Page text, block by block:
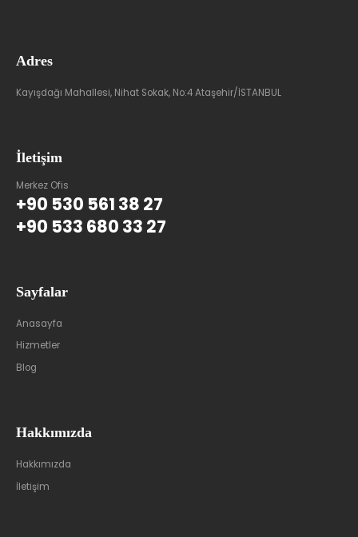
Adres
Kayışdağı Mahallesi, Nihat Sokak, No:4 Ataşehir/İSTANBUL
İletişim
Merkez Ofis
+90 530 561 38 27
+90 533 680 33 27
Sayfalar
Anasayfa
Hizmetler
Blog
Hakkımızda
Hakkımızda
İletişim